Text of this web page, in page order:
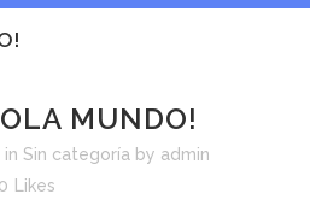
MUNDO!
in Sin categoría by admin
0 Likes